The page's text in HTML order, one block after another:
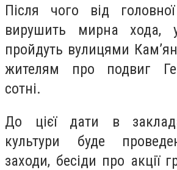
Після чого від
вирушить мирна хода,
пройдуть вулицями
жителям про подвиг
сотні.
До цієї дати в
культури буде
заходи, бесіди про акції